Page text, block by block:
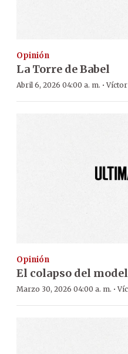
Opinión
La Torre de Babel
Abril 6, 2026 04:00 a. m. ·Víctor
Opinión
El colapso del
Marzo 30, 2026 04:00 a. m. ·